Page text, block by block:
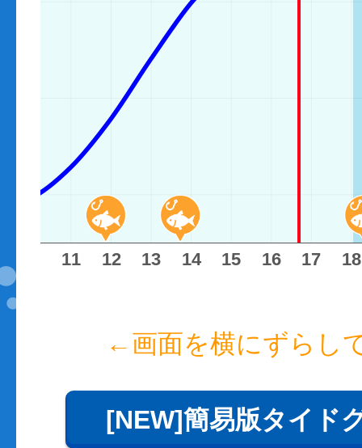
11 12 13 14 15 16 17 18
←画面を横にずらし
[NEW]簡易版タイド